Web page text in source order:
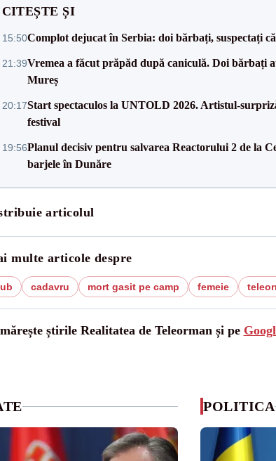
CITEȘTE ȘI
15:50Complot dejucat în Serbia: doi bărbați, suspectați
21:39Vremea a făcut prăpăd după caniculă. Doi bărbați
Mureș
20:17Start spectaculos la UNTOLD 2026. Artistul-
festival
19:56Planul decisiv pentru salvarea Reactorului 2 de la
barjele în Dunăre
articolul
multe articole despre
cadavru mort gasit pe camp femeie
știrile Realitatea de Teleorman și pe
POLITICA